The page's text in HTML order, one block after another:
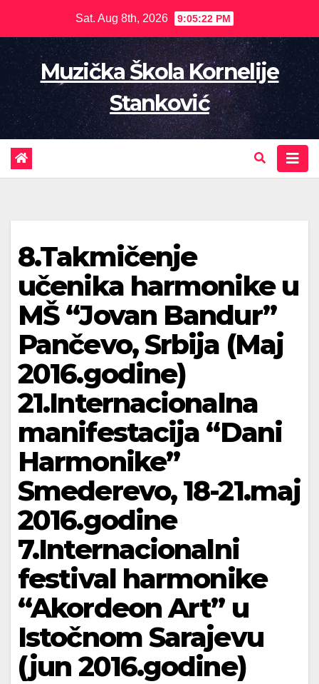
content
Sat. Aug 8th, 2026 9:05:23 PM
Muzička Škola Kornelije
Stanković
8.Takmičenje
učenika harmonike u
MŠ “Jovan Bandur”
Pančevo, Srbija (Maj
2016.godine)
21.Internacionalna
manifestacija “Dani
Harmonike”
Smederevo, 18-21.maj
2016.godine
7.Internacionalni
festival harmonike
“Akordeon Art” u
Istočnom Sarajevu
(jun 2016.godine)